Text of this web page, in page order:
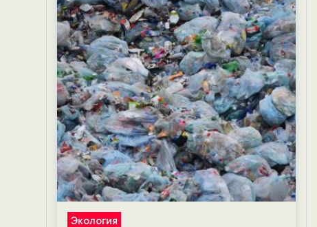
Экология